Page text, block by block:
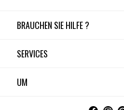
BRAUCHEN SIE HILFE ?
SERVICES
UM